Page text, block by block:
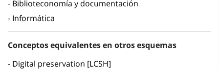
Biblioteconomía y documentación
Informática
Conceptos equivalentes en otros esquemas
Digital preservation [LCSH]